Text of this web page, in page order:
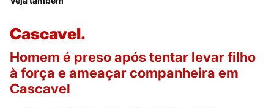
Cascavel.
Homem é preso após tentar levar filho
à força e ameaçar companheira em
Cascavel